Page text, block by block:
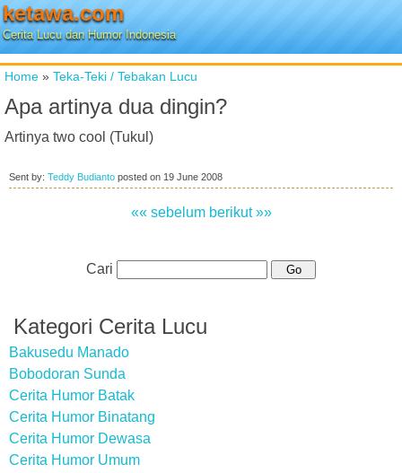
ketawa.com
Cerita Lucu dan Humor Indonesia
Home » Teka-Teki / Tebakan Lucu
Apa artinya dua dingin?
Artinya two cool (Tukul)
Sent by: Teddy Budianto posted on 19 June 2008
«« sebelum berikut »»
Cari
Kategori Cerita Lucu
Bakusedu Manado
Bobodoran Sunda
Cerita Humor Batak
Cerita Humor Binatang
Cerita Humor Dewasa
Cerita Humor Umum